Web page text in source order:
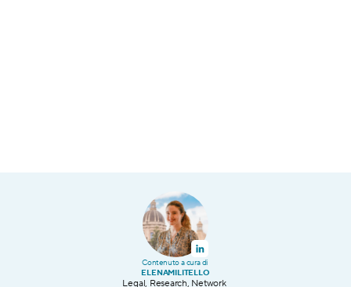
Contenuto a cura di
ELENAMILITELLO
Legal, Research, Network